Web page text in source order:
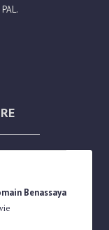
Benassaya